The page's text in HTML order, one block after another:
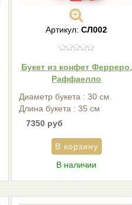
Артикул:СЛ002
Букет из конфет Ферреро,
Раффаелло
Диаметр букета : 30 см.
Длина букета : 35 см
7350 руб
В наличии